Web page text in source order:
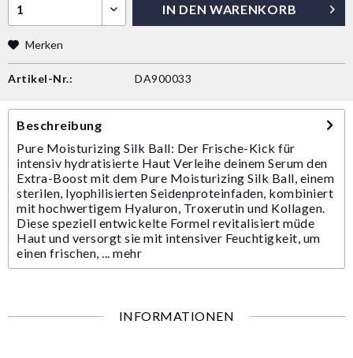
IN DEN WARENKORB
Merken
Artikel-Nr.: DA900033
Beschreibung
Pure Moisturizing Silk Ball: Der Frische-Kick für
intensiv hydratisierte Haut Verleihe deinem Serum den
Extra-Boost mit dem Pure Moisturizing Silk Ball, einem
sterilen, lyophilisierten Seidenproteinfaden, kombiniert
mit hochwertigem Hyaluron, Troxerutin und Kollagen.
Diese speziell entwickelte Formel revitalisiert müde
Haut und versorgt sie mit intensiver Feuchtigkeit, um
einen frischen, ... mehr
INFORMATIONEN